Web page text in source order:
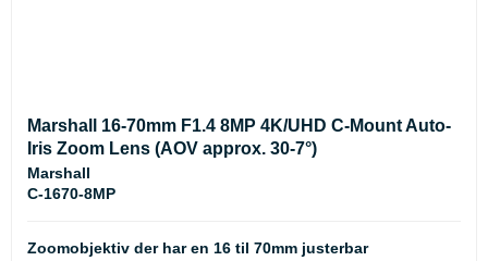
Marshall 16-70mm F1.4 8MP 4K/UHD C-Mount Auto-
Iris Zoom Lens (AOV approx. 30-7°)
Marshall
C-1670-8MP
Zoomobjektiv der har en 16 til 70mm justerbar